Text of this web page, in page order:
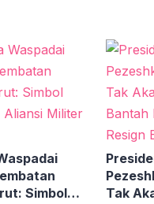
Simbol
Tak